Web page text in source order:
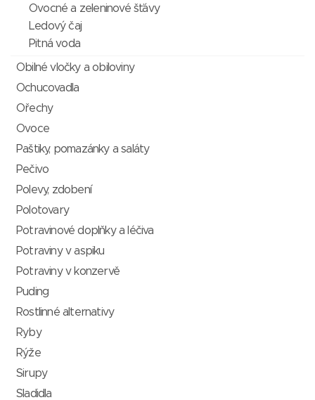
Ovocné a zeleninové šťávy
Ledový čaj
Pitná voda
Obilné vločky a obiloviny
Ochucovadla
Ořechy
Ovoce
Paštiky, pomazánky a saláty
Pečivo
Polevy, zdobení
Polotovary
Potravinové doplňky a léčiva
Potraviny v aspiku
Potraviny v konzervě
Puding
Rostlinné alternativy
Ryby
Rýže
Sirupy
Sladidla